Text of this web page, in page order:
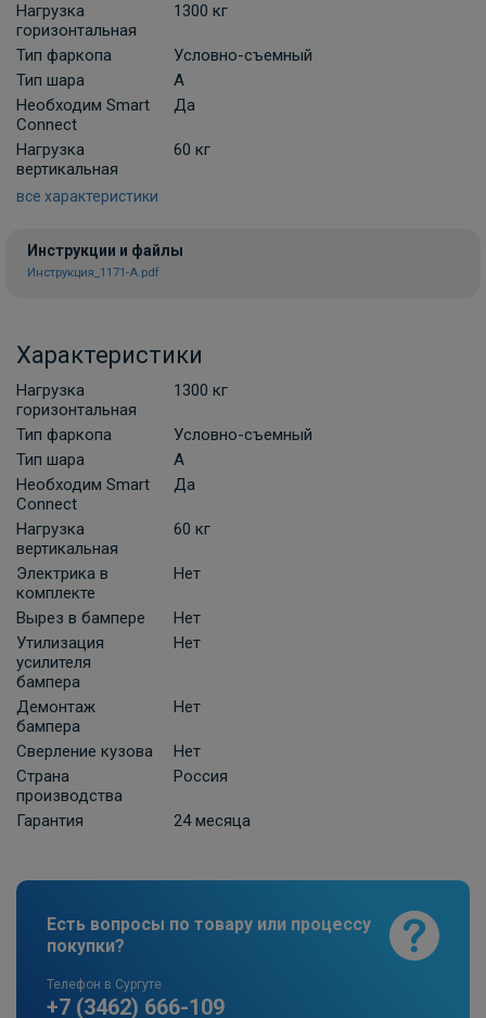
Комплект универсальной электрики
Koffer с блоком согласования 7-пин
В НАЛИЧИИ
Набор электрики фаркопа КонцептАвто
KA.SC.7.2 с блоком согласования 7-пин
Комплект универсальной электрики
КонцептАвто с блоком согласования 7-
ПОД ЗАКАЗ ОТ 10 ДНЕЙ
КонцептАвто с блоком согласования
ПОД ЗАКАЗ ОТ 10 ДНЕЙ
11 740 ₽
В корзину
System для Opel Astra H , Astra H GTC ,
ПОД ЗАКАЗ ОТ 14 ДНЕЙ
по запросу
Нагрузка
горизонтальная
1300 кг
Тип фаркопа
Условно-съемный
Тип шара
A
Необходим Smart
Connect
Да
Нагрузка
вертикальная
60 кг
все характеристики
Инструкции и файлы
Инструкция_1171-A.pdf
Характеристики
Нагрузка
горизонтальная
1300 кг
Тип фаркопа
Условно-съемный
Тип шара
A
Необходим Smart
Connect
Да
Нагрузка
вертикальная
60 кг
Электрика в
комплекте
Нет
Вырез в бампере
Нет
Утилизация
усилителя
бампера
Нет
Демонтаж
бампера
Нет
Сверление кузова
Нет
Страна
производства
Россия
Гарантия 24 месяца
Есть вопросы по товару или процессу
покупки?
Телефон в Сургуте
+7 (3462) 666-109